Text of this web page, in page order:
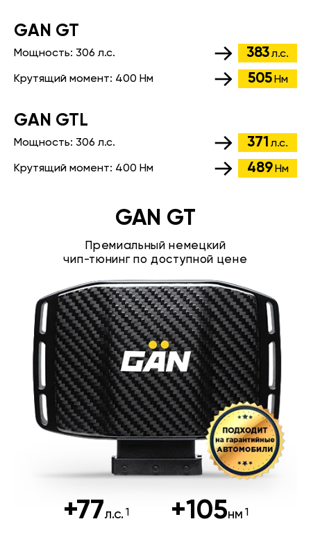
GАN GT
Мощность: 306 л.с. 383л.с.
Крутящий момент: 400 Нм 505 Нм
GАN GTL
Мощность: 306 л.с. 371 л.с.
Крутящий момент: 400 Нм 489 Нм
GAN GT
Премиальный немецкий
чип-тюнинг по доступной цене
+77л.с. +105нм